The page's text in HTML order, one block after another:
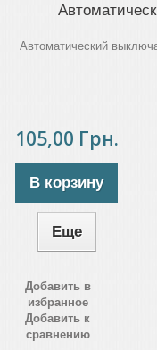
Автоматический
105,00 Грн.
В корзину
Еще
Добавить в
избранное
Добавить к
сравнению